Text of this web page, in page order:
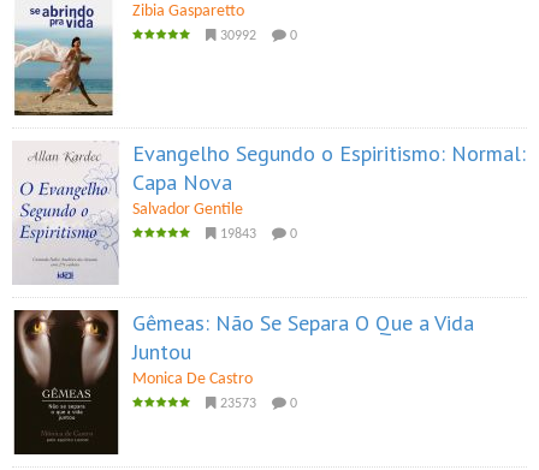
Zibia Gasparetto
30992 0
Evangelho Segundo o Espiritismo: Normal:
Capa Nova
Salvador Gentile
19843 0
Gêmeas: Não Se Separa O Que a Vida
Juntou
Monica De Castro
23573 0